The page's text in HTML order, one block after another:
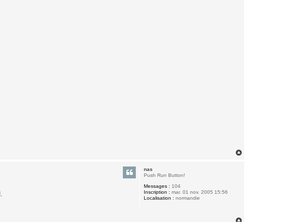
nas
Push Run Button!
Messages : 104
Inscription : mar. 01 nov. 2005 15:56
Localisation : normandie